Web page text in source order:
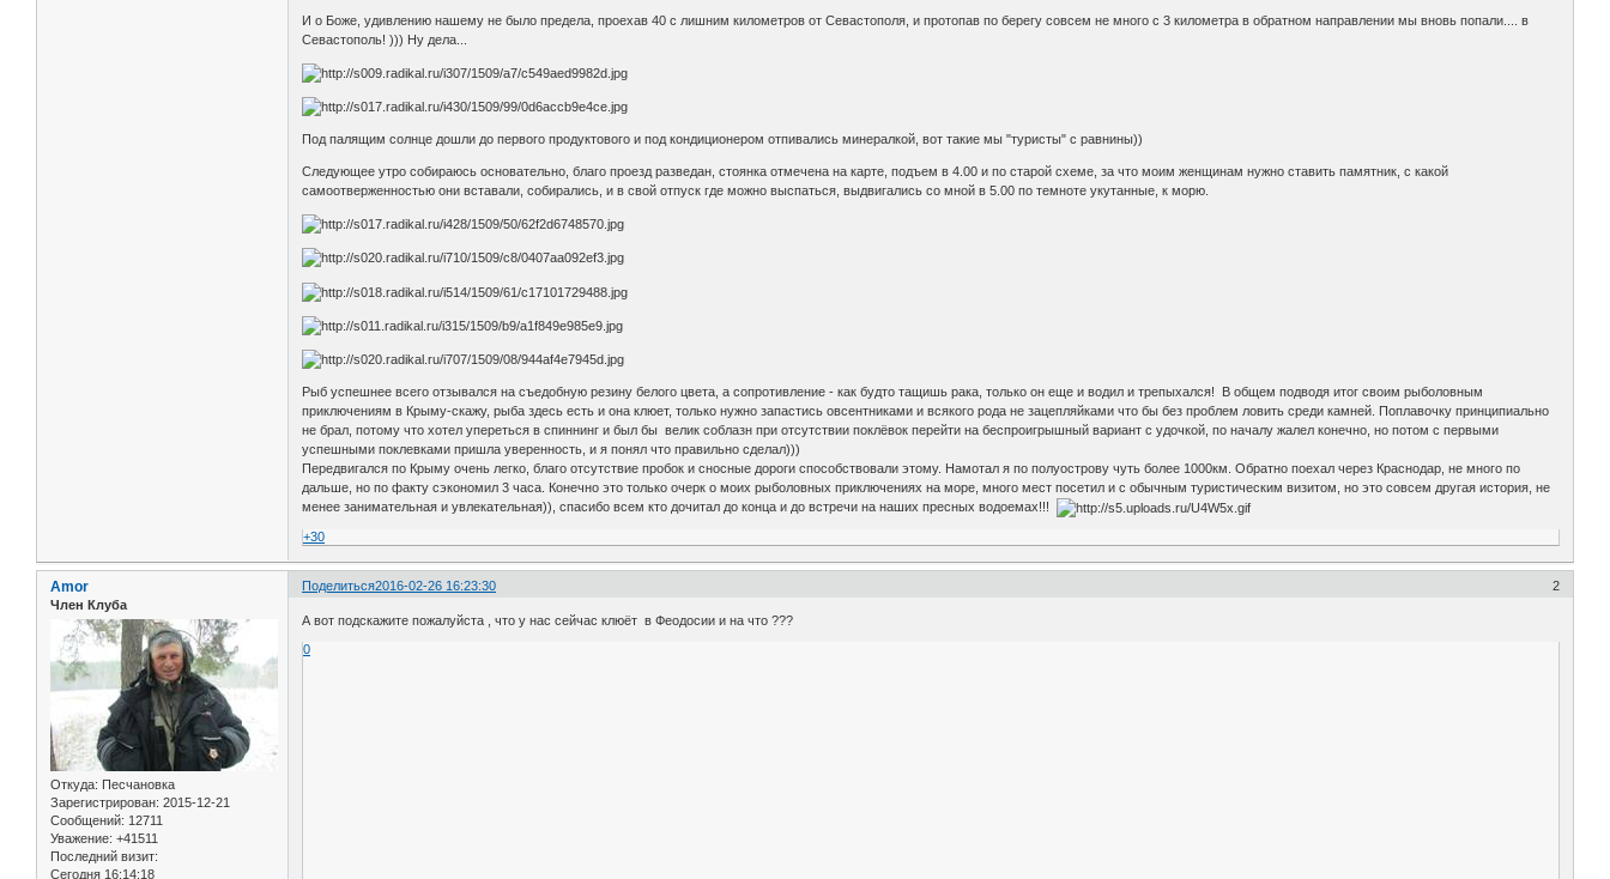
И о Боже, удивлению нашему не было предела, проехав 40 с лишним километров от Севастополя, и протопав по берегу совсем не много с 3 километра в обратном направлении мы вновь попали.... в
Севастополь! ))) Ну дела...
Под палящим солнце дошли до первого продуктового и под кондиционером отпивались минералкой, вот такие мы "туристы" с равнины))
Следующее утро собираюсь основательно, благо проезд разведан, стоянка отмечена на карте, подъем в 4.00 и по старой схеме, за что моим женщинам нужно ставить памятник, с какой
самоотверженностью они вставали, собирались, и в свой отпуск где можно выспаться, выдвигались со мной в 5.00 по темноте укутанные, к морю.
Рыб успешнее всего отзывался на съедобную резину белого цвета, а сопротивление - как будто тащишь рака, только он еще и водил и трепыхался! В общем подводя итог своим рыболовным
приключениям в Крыму-скажу, рыба здесь есть и она клюет, только нужно запастись овсентниками и всякого рода не зацепляйками что бы без проблем ловить среди камней. Поплавочку принципиально
не брал, потому что хотел упереться в спиннинг и был бы велик соблазн при отсутствии поклёвок перейти на беспроигрышный вариант с удочкой, по началу жалел конечно, но потом с первыми
успешными поклевками пришла уверенность, и я понял что правильно сделал)))
Передвигался по Крыму очень легко, благо отсутствие пробок и сносные дороги способствовали этому. Намотал я по полуострову чуть более 1000км. Обратно поехал через Краснодар, не много по
дальше, но по факту сэкономил 3 часа. Конечно это только очерк о моих рыболовных приключениях на море, много мест посетил и с обычным туристическим визитом, но это совсем другая история, не
менее занимательная и увлекательная)), спасибо всем кто дочитал до конца и до встречи на наших пресных водоемах!!!
+30
Поделиться 2
2016-02-26 16:23:30
Amor
Член Клуба
Откуда: Песчановка
Зарегистрирован: 2015-12-21
Сообщений: 12711
Уважение: +41511
Последний визит:
Сегодня 16:14:18
А вот подскажите пожалуйста , что у нас сейчас клюёт в Феодосии и на что ???
0